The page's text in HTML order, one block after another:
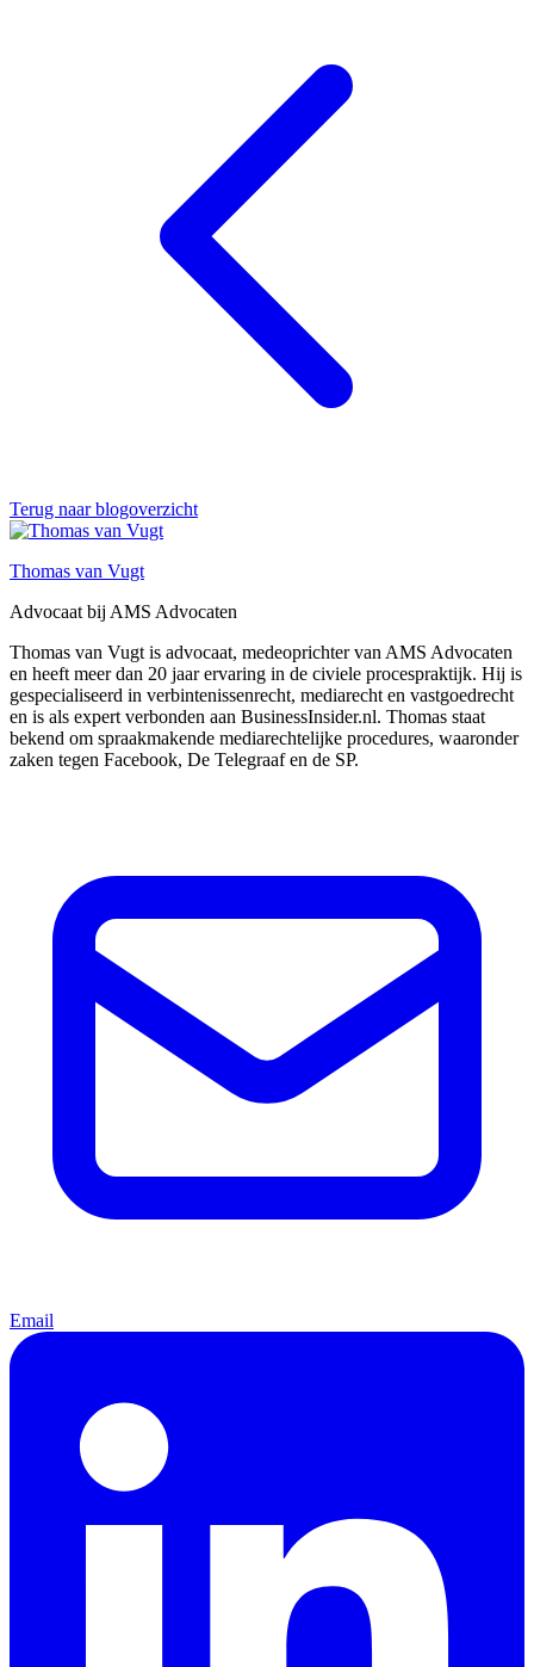
Terug naar blogoverzicht
Thomas van Vugt
Advocaat bij AMS Advocaten
Thomas van Vugt is advocaat, medeoprichter van AMS Advocaten
en heeft meer dan 20 jaar ervaring in de civiele procespraktijk. Hij is
gespecialiseerd in verbintenissenrecht, mediarecht en vastgoedrecht
en is als expert verbonden aan BusinessInsider.nl. Thomas staat
bekend om spraakmakende mediarechtelijke procedures, waaronder
zaken tegen Facebook, De Telegraaf en de SP.
Email